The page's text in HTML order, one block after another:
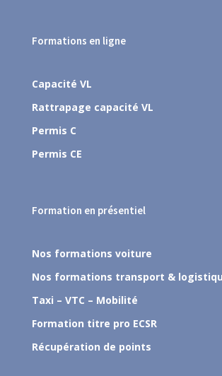
Formations en ligne
Capacité VL
Rattrapage capacité VL
Permis C
Permis CE
Formation en présentiel
Nos formations voiture
Nos formations transport &
Taxi – VTC – Mobilité
Formation titre pro ECSR
Récupération de points